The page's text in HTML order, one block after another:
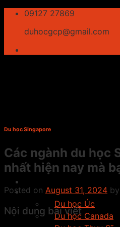
Skip
content
09127 27869
duhocgcp@gmail.com
Du học
Du học Úc
Du học Canada
Du học Singapore
Các ngành du học
nhất hiện nay mà
Posted on August 31, 2024 by
Nội dung bài viết